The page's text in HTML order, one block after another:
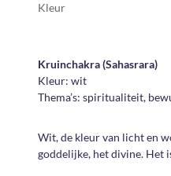
Kleur
Kruinchakra (Sahasrara)
Kleur: wit
Thema’s: spiritualiteit,
Wit, de kleur van licht en
goddelijke, het divine. Het